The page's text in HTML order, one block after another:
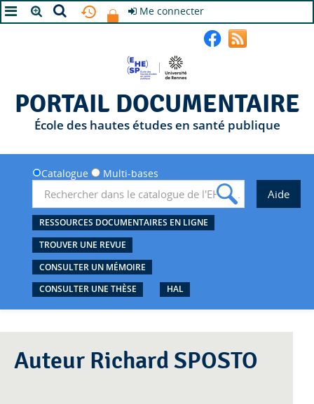
Me connecter
PORTAIL DOCUMENTAIRE
École des hautes études en santé publique
Catalogue Multi-bases
RESSOURCES DOCUMENTAIRES EN LIGNE
TROUVER UNE REVUE
CONSULTER UN MÉMOIRE
CONSULTER UNE THÈSE
HAL
Auteur Richard SPOSTO